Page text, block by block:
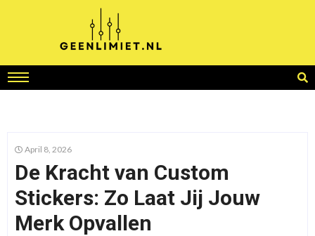
April 8, 2026
De Kracht van Custom
Stickers: Zo Laat Jij Jouw
Merk Opvallen